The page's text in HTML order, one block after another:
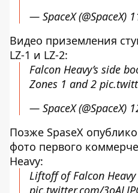
— SpaceX (@SpaceX)
Видео приземления
LZ-1 и LZ-2:
Falcon Heavy’s side
Zones 1 and 2
— SpaceX (@SpaceX)
Позже SpaseX
фото первого
Heavy:
Liftoff of Falcon Heavy
pic.twitter.com/